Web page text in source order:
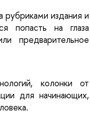
издания и
попасть на глаза
предварительное
колонки от
для начинающих,